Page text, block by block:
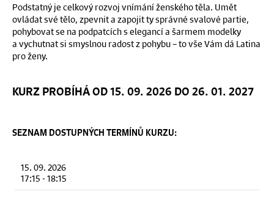
Podstatný je celkový rozvoj vnímání ženského těla. Umět
ovládat své tělo, zpevnit a zapojit ty správné svalové partie,
pohybovat se na podpatcích s elegancí a šarmem modelky
a vychutnat si smyslnou radost z pohybu – to vše Vám dá Latina
pro ženy.
KURZ PROBÍHÁ OD 15. 09. 2026 DO 26. 01. 2027
SEZNAM DOSTUPNÝCH TERMÍNŮ KURZU:
15. 09. 2026
17:15 -18:15